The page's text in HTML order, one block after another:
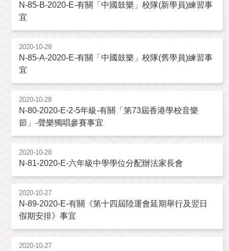
N-85-B-2020-E-有關「中國鼓樂」校隊(新學員)練習事
宜
2020-10-28
N-85-A-2020-E-有關「中國鼓樂」校隊(舊學員)練習事
宜
2020-10-28
N-80-2020-E-2-5年級-有關「第73屆香港學校音樂
節」-聲樂獨唱參賽事宜
2020-10-28
N-81-2020-E-六年級中學學位分配辦法家長會
2020-10-27
N-89-2020-E-有關《第十四屆陸運會延期舉行及翌日
假期安排》事宜
2020-10-27